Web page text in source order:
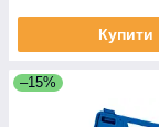
Купити
–15%